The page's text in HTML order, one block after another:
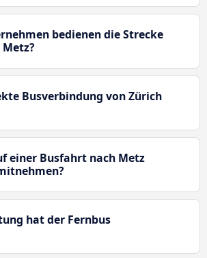
bedienen die Strecke
Busverbindung von Zürich
einer Busfahrt nach Metz
hat der Fernbus